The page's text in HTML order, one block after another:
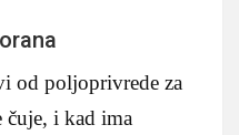
od poljoprivrede za
čuje, i kad ima